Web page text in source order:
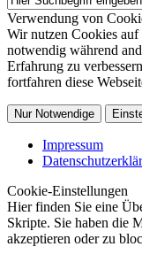
Verwendung von
Wir nutzen Cookies
notwendig während
Erfahrung zu
fortfahren diese
Nur Notwendige
Impressum
Cookie-Einstellungen
Hier finden Sie eine
Skripte. Sie haben die
akzeptieren oder zu